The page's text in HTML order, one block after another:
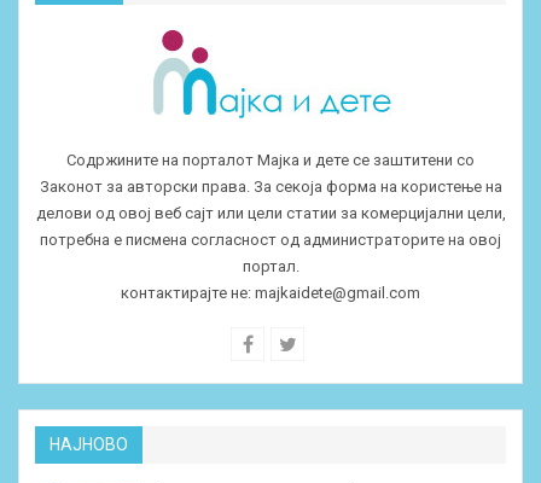
Содржините на порталот Мајка и дете се заштитени со
Законот за авторски права. За секоја форма на користење на
делови од овој веб сајт или цели статии за комерцијални цели,
потребна е писмена согласност од администраторите на овој
портал.
контактирајте не: majkaidete@gmail.com
НАЈНОВО